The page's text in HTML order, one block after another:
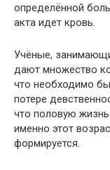
определённой
акта идет кровь.
Учёные,
дают множество
что необходимо
потере
что половую
именно этот
формируется.